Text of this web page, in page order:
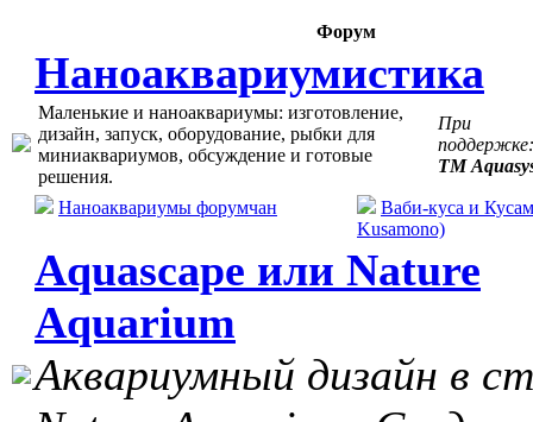
Форум
Наноаквариумистика
Маленькие и наноаквариумы: изготовление,
дизайн, запуск, оборудование, рыбки для
миниаквариумов, обсуждение и готовые
решения.
При
поддержке:
ТМ
Наноаквариумы форумчан
Ваби-куса и
Kusamono)
Aquascape или Nature
Aquarium
Аквариумный дизайн в